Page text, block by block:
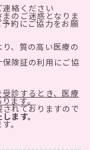
絡ください
のご迷惑となりま
約にご協力をお願
、質の高い医療の
険証の利用にご協
診するとき、医療
ます。
れておりますので
ます。
。